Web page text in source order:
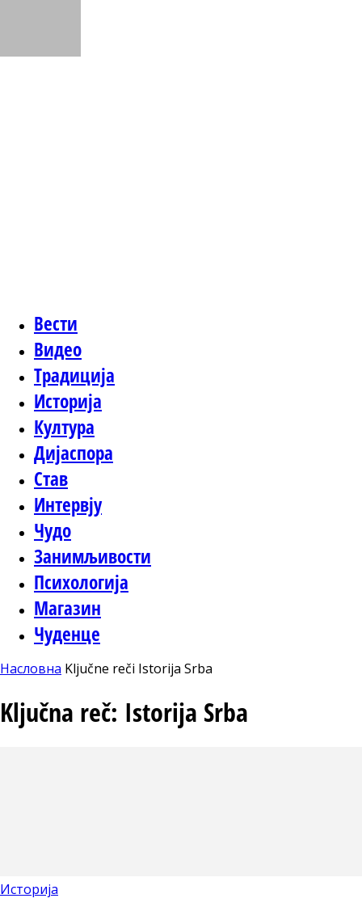
Вести
Видео
Традиција
Историја
Култура
Дијаспора
Став
Интервју
Чудо
Занимљивости
Психологија
Магазин
Чуденце
Насловна Ključne reči Istorija Srba
Ključna reč: Istorija Srba
Историја